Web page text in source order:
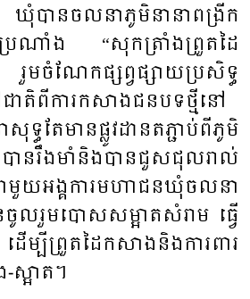
បាន​ចលនា​ភូមិ​នា​នា​ពង្រីក​
រ​ណាំង​ “សុក​ត្រាំង​ព្រួត​ដៃ​
ម​ចំ​ណែក​ផ្សព្វ​ផ្សាយ​ប្រ​សិទ្ធ​
ាតិ​ពី​ការ​កសាង​ជន​បទ​ថ្មី​នៅ​
ទ្ធ​តែ​មាន​ផ្លូវ​ដាន​ត​ភ្ជាប់​ពី​ភូមិ​
រឹង​មាំ​និង​បាន​ជួស​ជុល​រាល់​
យ​អង្គ​ការ​មហា​ជន​ឃុំ​ចលនា​
ល​រួម​បោស​សម្អាត​សំរាម ធ្វើ​
ើម្បី​ព្រួត​ដៃ​កសាង​និង​ការ​ពារ​
ស្អាត​។